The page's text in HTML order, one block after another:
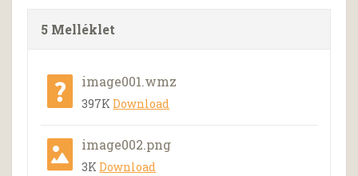
5 Melléklet
image001.wmz
397KDownload
image002.png
3KDownload